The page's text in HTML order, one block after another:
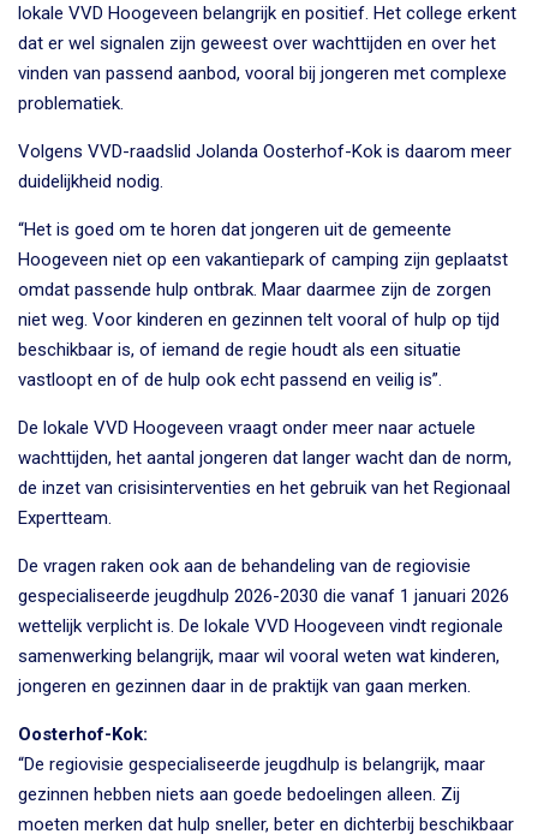
lokale VVD Hoogeveen belangrijk en positief. Het college erkent
dat er wel signalen zijn geweest over wachttijden en over het
vinden van passend aanbod, vooral bij jongeren met complexe
problematiek.
Volgens VVD-raadslid Jolanda Oosterhof-Kok is daarom meer
duidelijkheid nodig.
“Het is goed om te horen dat jongeren uit de gemeente
Hoogeveen niet op een vakantiepark of camping zijn geplaatst
omdat passende hulp ontbrak. Maar daarmee zijn de zorgen
niet weg. Voor kinderen en gezinnen telt vooral of hulp op tijd
beschikbaar is, of iemand de regie houdt als een situatie
vastloopt en of de hulp ook echt passend en veilig is”.
De lokale VVD Hoogeveen vraagt onder meer naar actuele
wachttijden, het aantal jongeren dat langer wacht dan de norm,
de inzet van crisisinterventies en het gebruik van het Regionaal
Expertteam.
De vragen raken ook aan de behandeling van de regiovisie
gespecialiseerde jeugdhulp 2026-2030 die vanaf 1 januari 2026
wettelijk verplicht is. De lokale VVD Hoogeveen vindt regionale
samenwerking belangrijk, maar wil vooral weten wat kinderen,
jongeren en gezinnen daar in de praktijk van gaan merken.
Oosterhof-Kok:
“De regiovisie gespecialiseerde jeugdhulp is belangrijk, maar
gezinnen hebben niets aan goede bedoelingen alleen. Zij
moeten merken dat hulp sneller, beter en dichterbij beschikbaar